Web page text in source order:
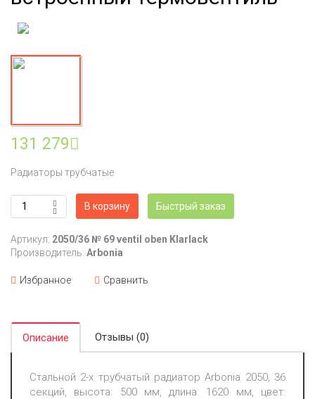
131 279
Радиаторы трубчатые
В корзину Быстрый заказ
Артикул: 2050/36 № 69 ventil oben Klarlack
Производитель: Arbonia
Избранное Сравнить
Описание Отзывы (0)
Стальной 2-х трубчатый радиатор Arbonia 2050, 36
секций, высота: 500 мм, длина: 1620 мм, цвет: